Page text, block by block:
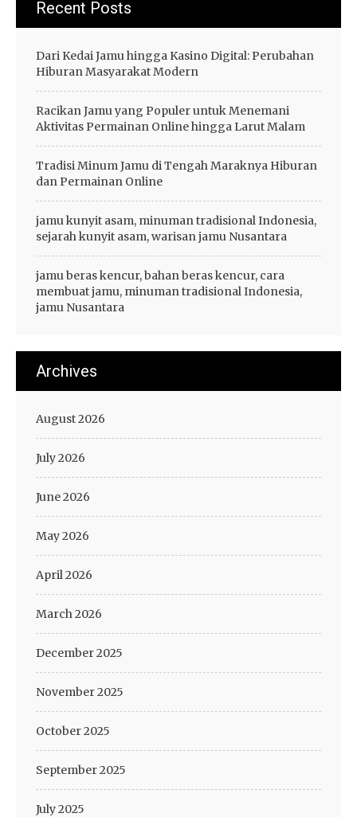
Recent Posts
Dari Kedai Jamu hingga Kasino Digital: Perubahan
Hiburan Masyarakat Modern
Racikan Jamu yang Populer untuk Menemani
Aktivitas Permainan Online hingga Larut Malam
Tradisi Minum Jamu di Tengah Maraknya Hiburan
dan Permainan Online
jamu kunyit asam, minuman tradisional Indonesia,
sejarah kunyit asam, warisan jamu Nusantara
jamu beras kencur, bahan beras kencur, cara
membuat jamu, minuman tradisional Indonesia,
jamu Nusantara
Archives
August 2026
July 2026
June 2026
May 2026
April 2026
March 2026
December 2025
November 2025
October 2025
September 2025
July 2025